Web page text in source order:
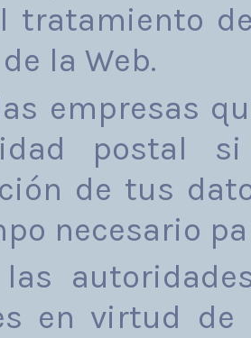
tratamiento
la Web.
empresas
postal
de tus
necesario
las
en virtud